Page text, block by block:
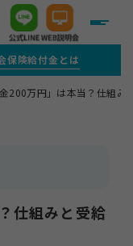
＋
保険給付金とは
金200万円」は本当？仕組み
仕組みと受給